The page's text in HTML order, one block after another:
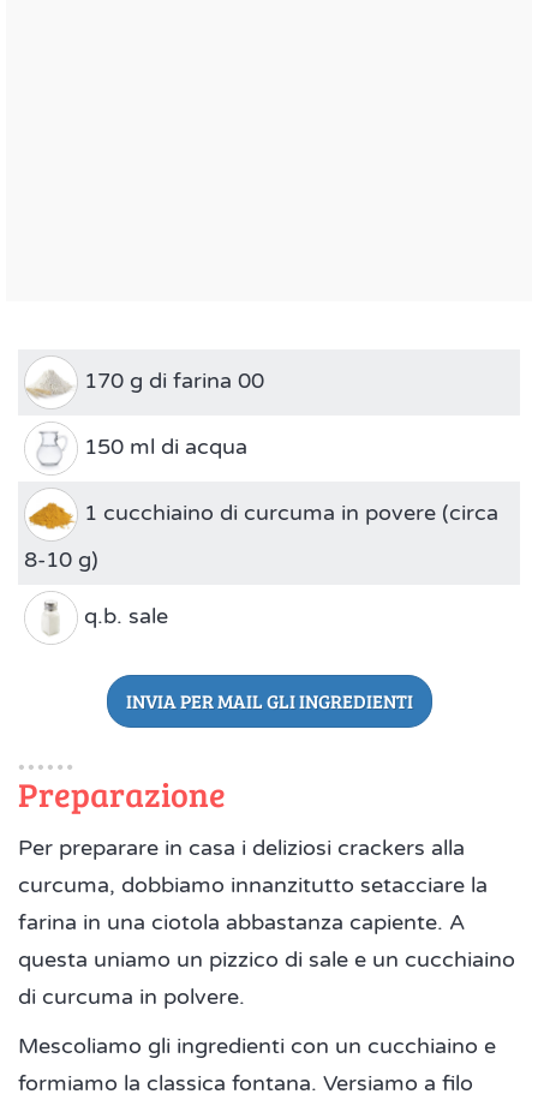
170 g di farina 00
150 ml di acqua
1 cucchiaino di curcuma in povere (circa
8-10 g)
q.b. sale
INVIA PER MAIL GLI INGREDIENTI
Preparazione
Per preparare in casa i deliziosi crackers alla
curcuma, dobbiamo innanzitutto setacciare la
farina in una ciotola abbastanza capiente. A
questa uniamo un pizzico di sale e un cucchiaino
di curcuma in polvere.
Mescoliamo gli ingredienti con un cucchiaino e
formiamo la classica fontana. Versiamo a filo